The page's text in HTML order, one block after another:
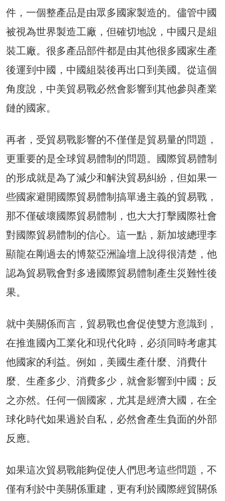
件，一個整產品是由眾多國家製造的。儘管中國
被視為世界製造工廠，但確切地說，中國只是組
裝工廠。很多產品部件都是由其他很多國家生產
後運到中國，中國組裝後再出口到美國。從這個
角度說，中美貿易戰必然會影響到其他參與產業
鏈的國家。
再者，受貿易戰影響的不僅僅是貿易量的問題，
更重要的是全球貿易體制的問題。國際貿易體制
的形成就是為了減少和解決貿易糾紛，但如果一
些國家避開國際貿易體制搞單邊主義的貿易戰，
那不僅破壞國際貿易體制，也大大打擊國際社會
對國際貿易體制的信心。這一點，新加坡總理李
顯龍在剛過去的博鰲亞洲論壇上說得很清楚，他
認為貿易戰會對多邊國際貿易體制產生災難性後
果。
就中美關係而言，貿易戰也會促使雙方意識到，
在推進國內工業化和現代化時，必須同時考慮其
他國家的利益。例如，美國生產什麼、消費什
麼、生產多少、消費多少，就會影響到中國；反
之亦然。任何一個國家，尤其是經濟大國，在全
球化時代如果過於自私，必然會產生負面的外部
反應。
如果這次貿易戰能夠促使人們思考這些問題，不
僅有利於中美關係重建，更有利於國際經貿關係